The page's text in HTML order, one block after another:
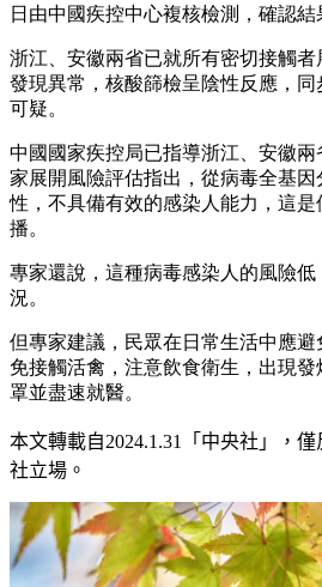
日由中國疾控中心複核檢測，確認結
浙江、安徽兩省已就所有密切接觸
發現異常，核酸篩檢呈陰性反應，
可疑。
中國國家疾控局已指導浙江、安徽
家展開風險評估指出，從病毒全基
性，不具備有效的感染人能力，這
播。
專家還說，這種病毒感染人的風險
況。
但專家建議，民眾在日常生活中應
免接觸活禽，注意飲食衛生，出現
罩並盡速就醫。
本文轉載自2024.1.31 「中央社」
，
社立場。